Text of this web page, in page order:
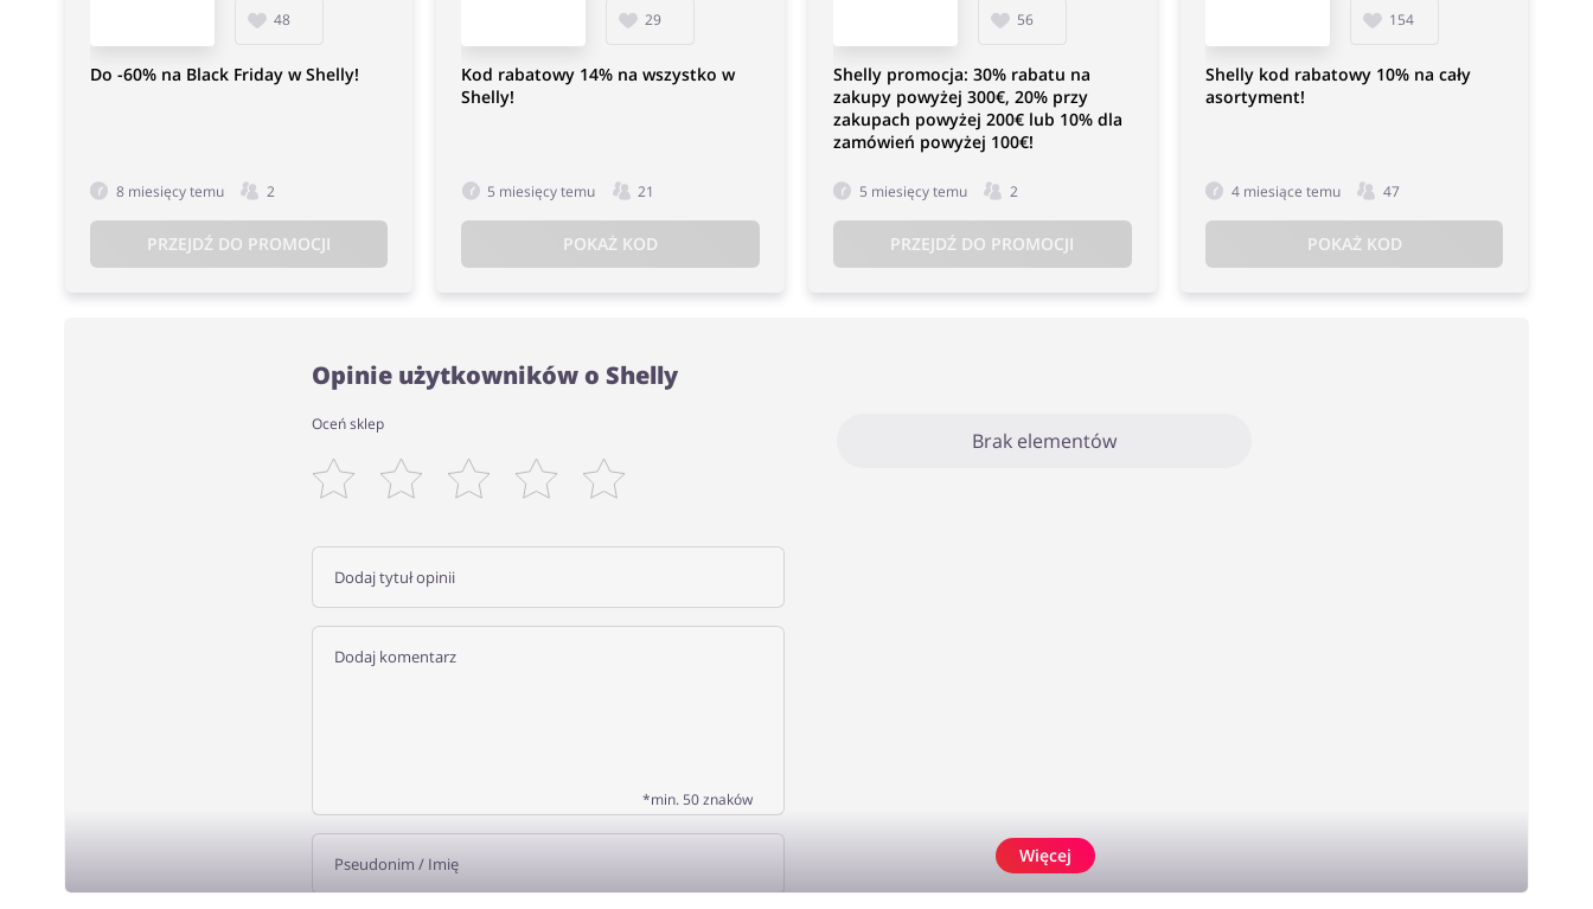
48
Do -60% na Black Friday w Shelly!
8 miesięcy temu 2
PRZEJDŹ DO PROMOCJI
29
Kod rabatowy 14% na wszystko w
Shelly!
5 miesięcy temu 21
POKAŻ KOD
56
Shelly promocja: 30% rabatu na
zakupy powyżej 300€, 20% przy
zakupach powyżej 200€ lub 10% dla
zamówień powyżej 100€!
5 miesięcy temu 2
PRZEJDŹ DO PROMOCJI
154
Shelly kod rabatowy 10% na cały
asortyment!
4 miesiące temu 47
POKAŻ KOD
Opinie użytkowników o Shelly
Oceń sklep
*min. 50 znaków
Brak elementów
Więcej